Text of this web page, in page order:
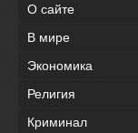
О сайте
В мире
Экономика
Религия
Криминал